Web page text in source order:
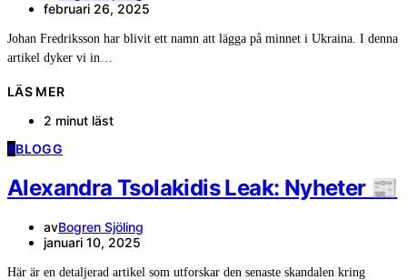
februari 26, 2025
Johan Fredriksson har blivit ett namn att lägga på minnet i Ukraina. I denna
artikel dyker vi in…
LÄS MER
2 minut läst
BBLOGG
Alexandra Tsolakidis Leak: Nyheter 📰
avBogren Sjöling
januari 10, 2025
Här är en detaljerad artikel som utforskar den senaste skandalen kring